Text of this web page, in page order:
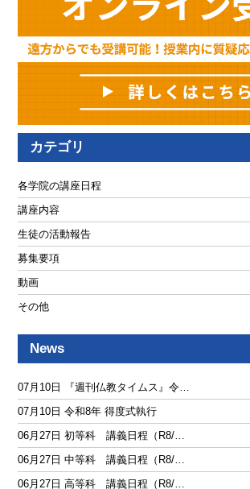
カテゴリ
各学院の講座日程
講座内容
生徒の活動報告
募集要項
動画
その他
News
07月10日 『週刊仏教タイムス』令…
07月10日 令和8年 得度式執行
06月27日 初等科 講義日程（R8/…
06月27日 中等科 講義日程（R8/…
06月27日 高等科 講義日程（R8/…